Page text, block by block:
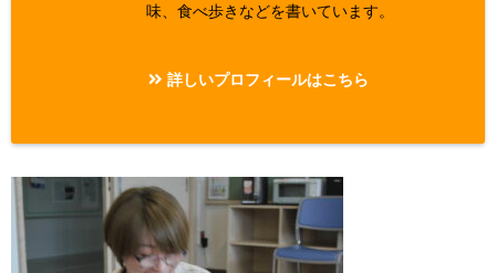
味、食べ歩きなどを書いています。
詳しいプロフィールはこちら